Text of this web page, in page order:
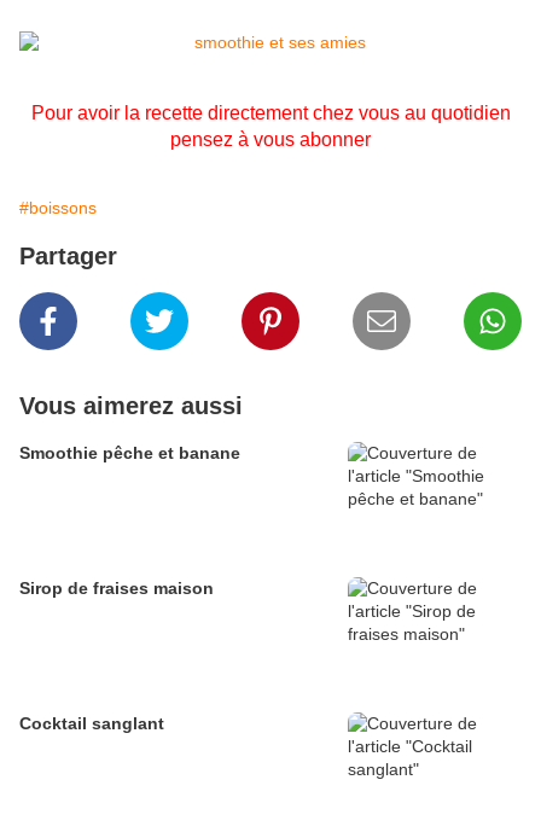
Pour avoir la recette directement chez vous au quotidien
pensez à vous abonner
#boissons
Partager
Vous aimerez aussi
Smoothie pêche et banane
Sirop de fraises maison
Cocktail sanglant